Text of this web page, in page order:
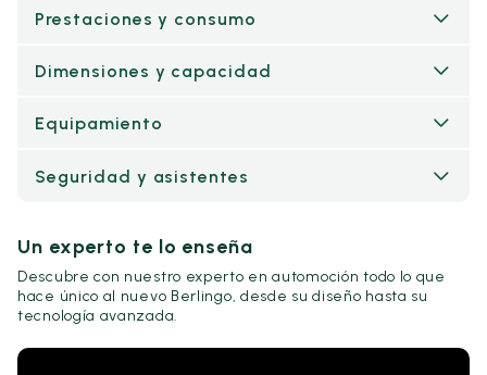
Prestaciones y consumo
Dimensiones y capacidad
Equipamiento
Seguridad y asistentes
Un experto te lo enseña
Descubre con nuestro experto en automoción todo lo que
hace único al nuevo Berlingo, desde su diseño hasta su
tecnología avanzada.